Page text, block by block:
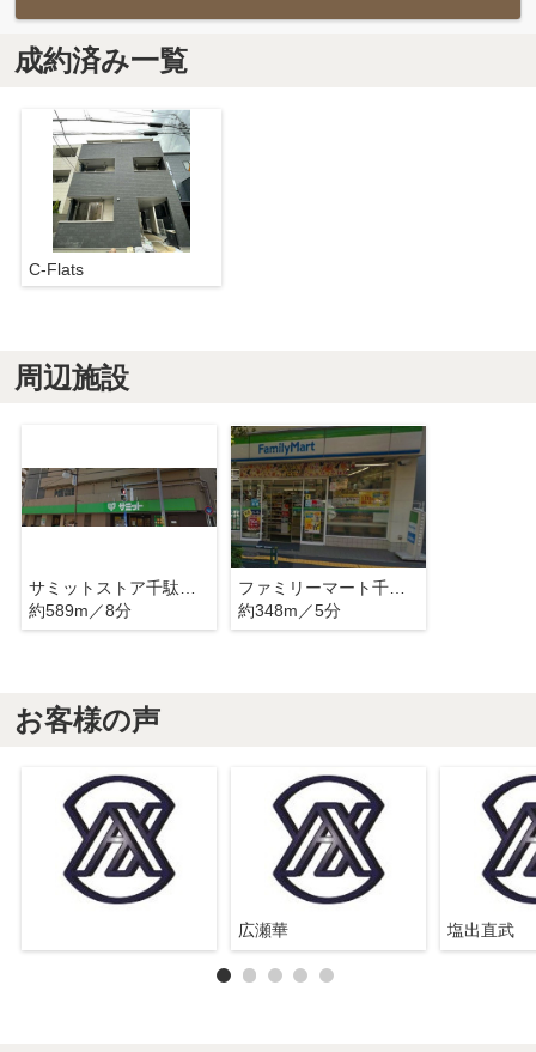
成約済み一覧
C-Flats
周辺施設
約589m／8分
ファミリーマート千駄木五丁目店
約348m／5分
お客様の声
広瀬華 塩出直武